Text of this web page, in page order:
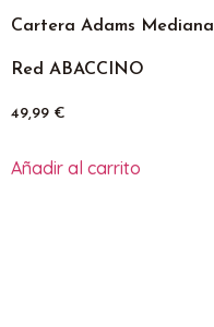
Cartera Adams Mediana
Red ABACCINO
49,99 €
Añadir al carrito